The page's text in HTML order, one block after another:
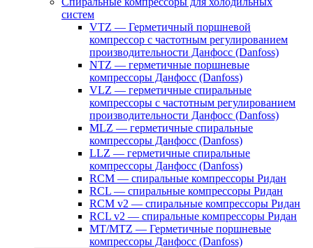
систем
VTZ — Герметичный поршневой
компрессор с частотным регулированием
производительности Данфосс (Danfoss)
NTZ — герметичные поршневые
компрессоры Данфосс (Danfoss)
VLZ — герметичные спиральные
компрессоры с частотным регулированием
производительности Данфосс (Danfoss)
MLZ — герметичные спиральные
компрессоры Данфосс (Danfoss)
LLZ — герметичные спиральные
компрессоры Данфосс (Danfoss)
RCM — спиральные компрессоры Ридан
RCL — спиральные компрессоры Ридан
RCM v2 — спиральные компрессоры Ридан
RCL v2 — спиральные компрессоры Ридан
MT/MTZ — Герметичные поршневые
компрессоры Данфосс (Danfoss)